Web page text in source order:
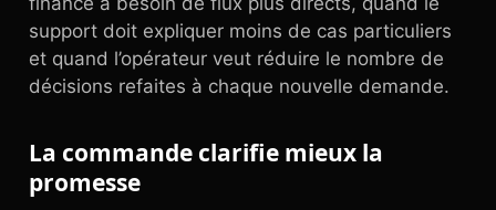
support doit expliquer moins de cas particuliers
et quand l’opérateur veut réduire le nombre de
décisions refaites à chaque nouvelle demande.
La commande clarifie mieux la
promesse